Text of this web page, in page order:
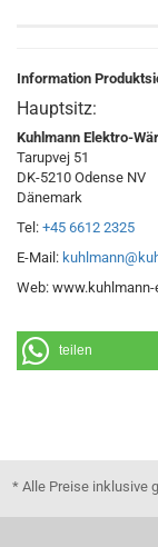
Information
Hauptsitz:
Kuhlmann Elektro-
Tarupvej 51
DK-5210 Odense NV
Dänemark
Tel: +45 6612 2325
E-Mail:
Web:
teilen
* Alle Preise inklusive